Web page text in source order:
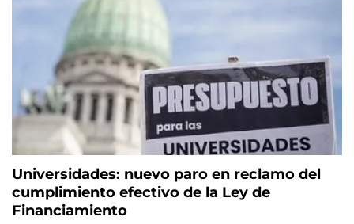
Universidades: nuevo paro en reclamo del
cumplimiento efectivo de la Ley de
Financiamiento